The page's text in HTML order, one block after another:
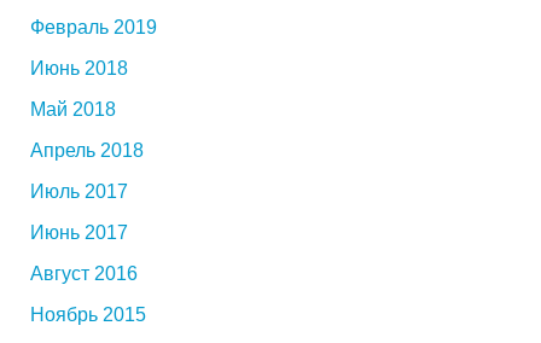
Февраль 2019
Июнь 2018
Май 2018
Апрель 2018
Июль 2017
Июнь 2017
Август 2016
Ноябрь 2015